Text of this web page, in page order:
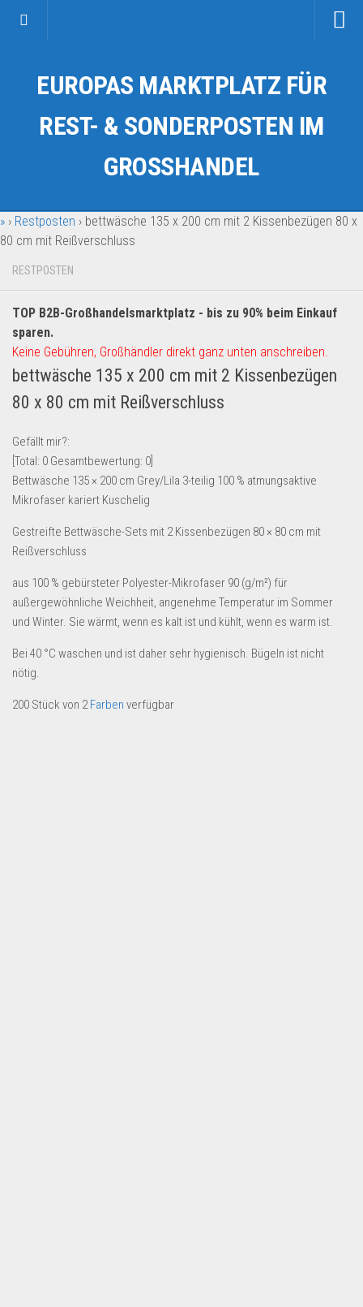
Kategorien
Auto & Motorrad
Fahrzeuge & Transport
Garten & Werkzeug
Geschäft, Büro & Schreibwaren
Geschenkartikel
Handy und Smartphone
Kosmetik & Pflege
Lebensmittel & Getränke
Multimedia & Elektro
Münzen
Spielzeug & Games
Uhren & Schmuck
Restposten-Angebote
Restposten für Privatpersonen
eBay Restposten kaufen
Saison & Eventprodkte
EUROPAS MARKTPLATZ FÜR
REST- & SONDERPOSTEN IM
GROSSHANDEL
» › Restposten › bettwäsche 135 x 200 cm mit 2 Kissenbezügen 80 x
80 cm mit Reißverschluss
RESTPOSTEN
TOP B2B-Großhandelsmarktplatz - bis zu 90% beim Einkauf
sparen.
Keine Gebühren, Großhändler direkt ganz unten anschreiben.
bettwäsche 135 x 200 cm mit 2 Kissenbezügen
80 x 80 cm mit Reißverschluss
Gefällt mir?:
[Total: 0 Gesamtbewertung: 0
Bettwäsche 135 × 200 cm Grey/Lila 3-teilig 100 % atmungsaktive
Mikrofaser kariert Kuschelig
Gestreifte Bettwäsche-Sets mit 2 Kissenbezügen 80 × 80 cm mit
Reißverschluss
aus 100 % gebürsteter Polyester-Mikrofaser 90 (g/m²) für
außergewöhnliche Weichheit, angenehme Temperatur im Sommer
und Winter. Sie wärmt, wenn es kalt ist und kühlt, wenn es warm ist.
Bei 40 °C waschen und ist daher sehr hygienisch. Bügeln ist nicht
nötig.
200 Stück von 2Farben verfügbar